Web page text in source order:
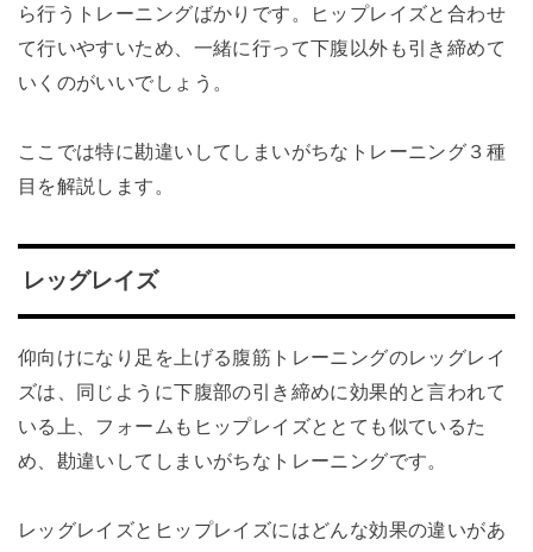
ら行うトレーニングばかりです。ヒップレイズと合わせ
て行いやすいため、一緒に行って下腹以外も引き締めて
いくのがいいでしょう。
ここでは特に勘違いしてしまいがちなトレーニング３種
目を解説します。
レッグレイズ
仰向けになり足を上げる腹筋トレーニングのレッグレイ
ズは、同じように下腹部の引き締めに効果的と言われて
いる上、フォームもヒップレイズととても似ているた
め、勘違いしてしまいがちなトレーニングです。
レッグレイズとヒップレイズにはどんな効果の違いがあ